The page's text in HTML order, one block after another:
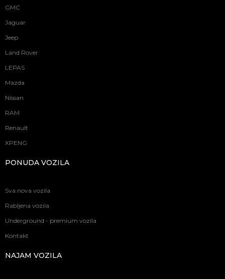
GMC
Jaguar
Jeep
Land Rover
LEPAS
Mazda
Nissan
RAM
Renault
XPENG
PONUDA VOZILA
Sva nova vozila
Rabljena vozila
Underground - premium vozila
Kontakt
NAJAM VOZILA